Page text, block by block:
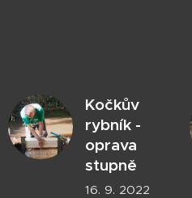
Kočkův
rybník -
oprava
stupně
16. 9. 2022